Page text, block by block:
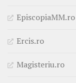
EpiscopiaMM.ro
Ercis.ro
Magisteriu.ro